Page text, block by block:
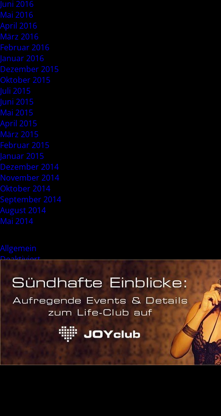
Juni 2016
Mai 2016
April 2016
März 2016
Februar 2016
Januar 2016
Dezember 2015
Oktober 2015
Juli 2015
Juni 2015
Mai 2015
April 2015
März 2015
Februar 2015
Januar 2015
Dezember 2014
November 2014
Oktober 2014
September 2014
August 2014
Mai 2014
Allgemein
Deaktiviert
Event
Sonderevent
Meta
Anmelden
Eintrags-Feed
Kommentar-Feed
WordPress.org